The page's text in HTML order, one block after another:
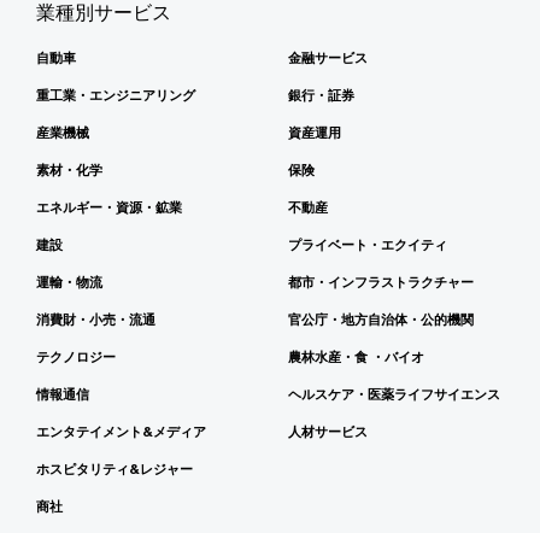
業種別サービス
自動車
重工業・エンジニアリング
産業機械
素材・化学
エネルギー・資源・鉱業
建設
運輸・物流
消費財・小売・流通
テクノロジー
情報通信
エンタテイメント&メディア
ホスピタリティ&レジャー
商社
金融サービス
銀行・証券
資産運用
保険
不動産
プライベート・エクイティ
都市・インフラストラクチャー
官公庁・地方自治体・公的機関
農林水産・食 ・バイオ
ヘルスケア・医薬ライフサイエンス
人材サービス